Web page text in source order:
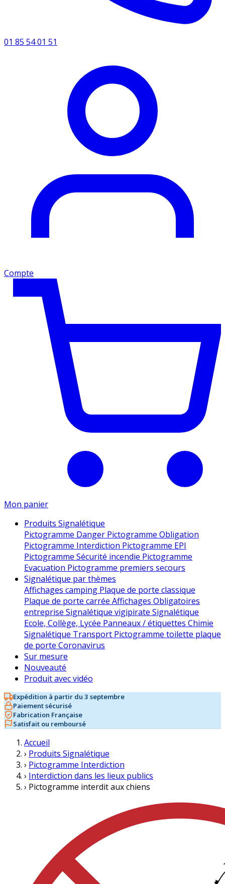
01 85 54 01 51
Compte
Mon panier
Produits Signalétique
Pictogramme Danger Pictogramme Obligation
Pictogramme Interdiction Pictogramme EPI
Pictogramme Sécurité incendie Pictogramme
Evacuation Pictogramme premiers secours
Signalétique par thèmes
Affichages camping Plaque de porte classique
Plaque de porte carrée Affichages Obligatoires
entreprise Signalétique vigipirate Signalétique
Ecole, Collège, Lycée Panneaux / étiquettes Chimie
Signalétique Transport Pictogramme toilette plaque
de porte Coronavirus
Sur mesure
Nouveauté
Produit avec vidéo
Expédition à partir du 3 septembre
Paiement sécurisé
Fabrication Française
Satisfait ou remboursé
Accueil
› Produits Signalétique
› Pictogramme Interdiction
› Interdiction dans les lieux publics
› Pictogramme interdit aux chiens